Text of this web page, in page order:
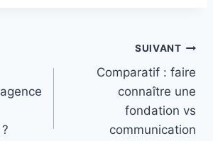
SUIVANT
Comparatif : faire
connaître une
fondation vs
communication